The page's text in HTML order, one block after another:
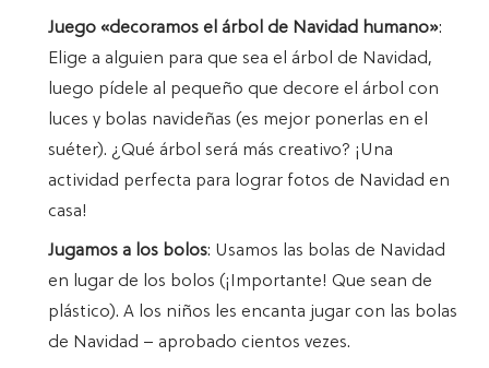
Juego «decoramos el árbol de Navidad humano»:
Elige a alguien para que sea el árbol de Navidad,
luego pídele al pequeño que decore el árbol con
luces y bolas navideñas (es mejor ponerlas en el
suéter). ¿Qué árbol será más creativo? ¡Una
actividad perfecta para lograr fotos de Navidad en
casa!
Jugamos a los bolos: Usamos las bolas de Navidad
en lugar de los bolos (¡Importante! Que sean de
plástico). A los niños les encanta jugar con las bolas
de Navidad – aprobado cientos vezes.